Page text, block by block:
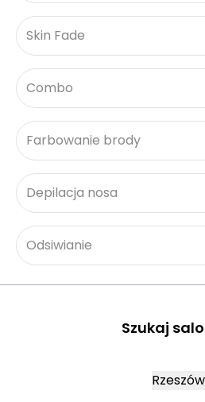
Skin Fade
Combo
Farbowanie brody
Depilacja nosa
Odsiwianie
Szukaj
Rzeszów